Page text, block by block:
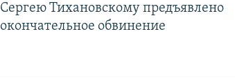
Сергею Тихановскому предъявлено
окончательное обвинение